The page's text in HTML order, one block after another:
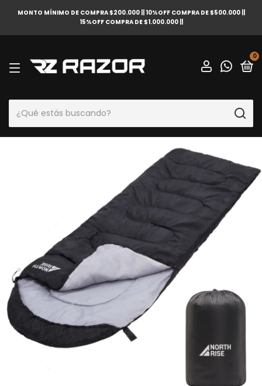
MONTO MÍNIMO DE COMPRA $200.000 || 10%OFF COMPRA DE $500.000 ||
15%OFF COMPRA DE $1.000.000 ||
0